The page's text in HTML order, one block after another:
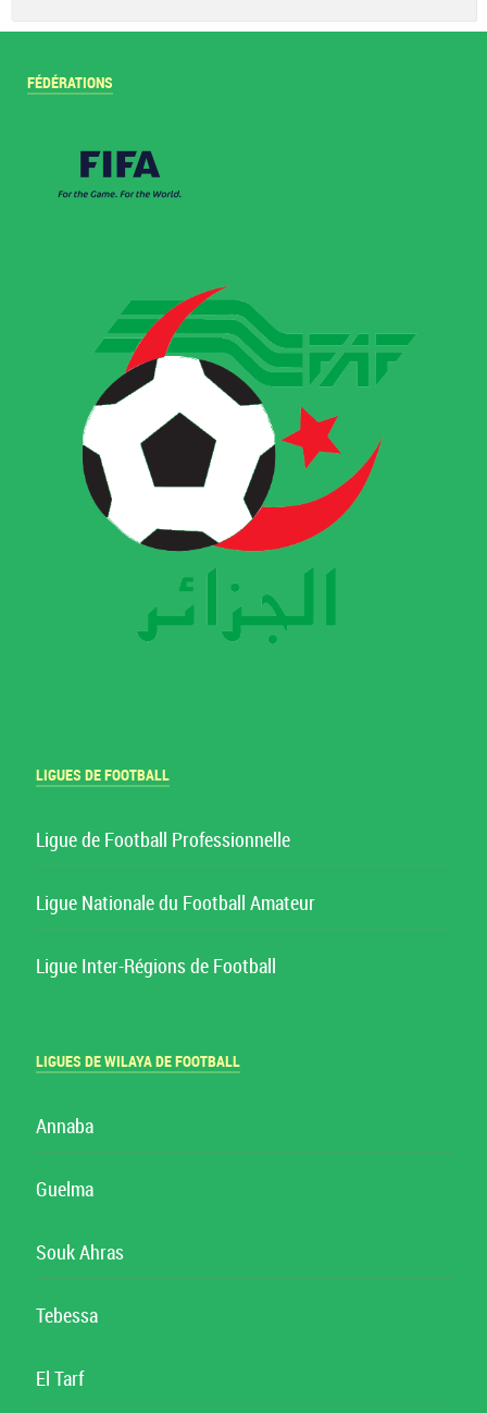
FÉDÉRATIONS
LIGUES DE FOOTBALL
Ligue de Football Professionnelle
Ligue Nationale du Football Amateur
Ligue Inter-Régions de Football
LIGUES DE WILAYA DE FOOTBALL
Annaba
Guelma
Souk Ahras
Tebessa
El Tarf